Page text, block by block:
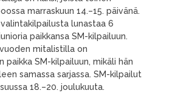
marraskuun 14.–15. päivänä.
lunastaa 6
paikkansa SM-kilpailuun.
mitalistilla on
paikka SM-kilpailuun, mikäli hän
samassa sarjassa. SM-kilpailut
18.–20. joulukuuta.